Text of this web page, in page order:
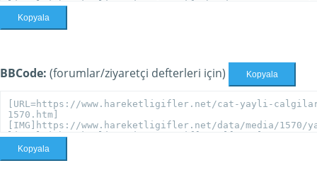
Kopyala
BBCode: (forumlar/ziyaretçi defterleri için) Kopyala
Kopyala